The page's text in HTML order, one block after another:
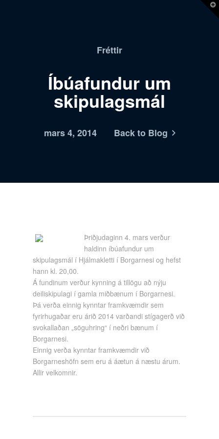
Fréttir
Íbúafundur um
skipulagsmál
mars 4, 2014 Back to Blog
Þriðjudaginn 4. mars verður
haldinn íbúafundur um
skipulagsmál í Hjálmakletti í Borgarnesi og hefst
hann kl. 20,00.
Á fundinum verður kynning á tillögu að nýju
deiliskipulagi í gamla miðbænum í Borgarnesi.
Þá verða einnig kynntar framkvæmdir sem
fyrirhugaðar eru árið 2014 varðandi stígagerð við
svokallaðan „söguhring“ í neðri bænum í
Borgarnesi.
Einnig verða kynntar framkvæmdir við
Borgarneshöfn sem eru á áætun á næstu árum.
Allir velkomnir.